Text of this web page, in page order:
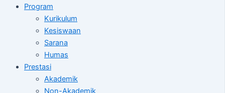
Program
Kurikulum
Kesiswaan
Sarana
Humas
Prestasi
Akademik
Non-Akademik